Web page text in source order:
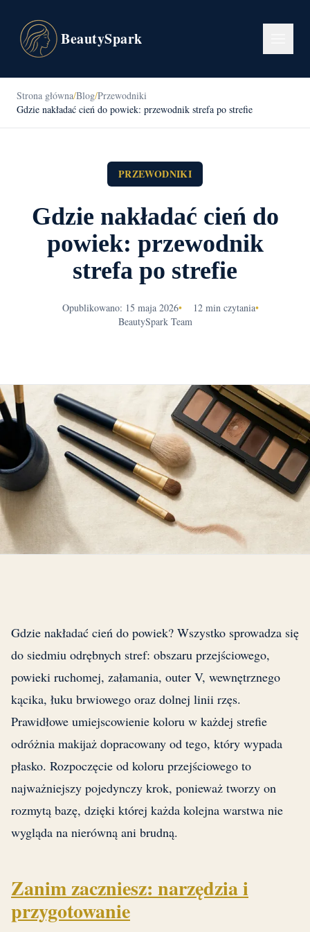
BeautySpark
Strona główna/Blog/Przewodniki
Gdzie nakładać cień do powiek: przewodnik strefa po strefie
PRZEWODNIKI
Gdzie nakładać cień do
powiek: przewodnik
strefa po strefie
Opublikowano: 15 maja 2026• 12 min czytania•
BeautySpark Team
Gdzie nakładać cień do powiek? Wszystko sprowadza się
do siedmiu odrębnych stref: obszaru przejściowego,
powieki ruchomej, załamania, outer V, wewnętrznego
kącika, łuku brwiowego oraz dolnej linii rzęs.
Prawidłowe umiejscowienie koloru w każdej strefie
odróżnia makijaż dopracowany od tego, który wypada
płasko. Rozpoczęcie od koloru przejściowego to
najważniejszy pojedynczy krok, ponieważ tworzy on
rozmytą bazę, dzięki której każda kolejna warstwa nie
wygląda na nierówną ani brudną.
Zanim zaczniesz: narzędzia i
przygotowanie